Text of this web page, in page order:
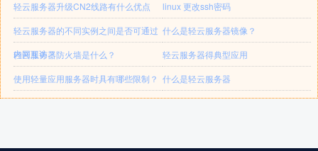
轻云服务器升级CN2线路有什么优点
linux 更改ssh密码
轻云服务器的不同实例之间是否可通过
内网互访？
什么是轻云服务器镜像？
轻云服务器防火墙是什么？
轻云服务器得典型应用
使用轻量应用服务器时具有哪些限制？ 什么是轻云服务器